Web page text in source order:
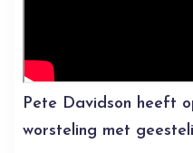
Pete Davidson heeft
worsteling met